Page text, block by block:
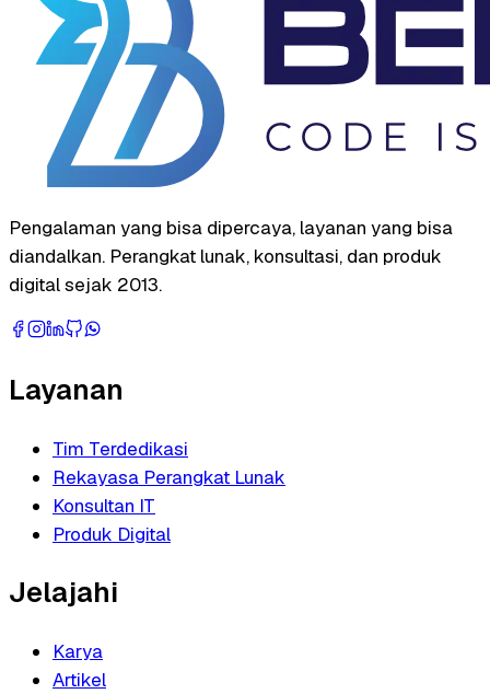
Pengalaman yang bisa dipercaya, layanan yang bisa
diandalkan. Perangkat lunak, konsultasi, dan produk
digital sejak 2013.
Layanan
Tim Terdedikasi
Rekayasa Perangkat Lunak
Konsultan IT
Produk Digital
Jelajahi
Karya
Artikel